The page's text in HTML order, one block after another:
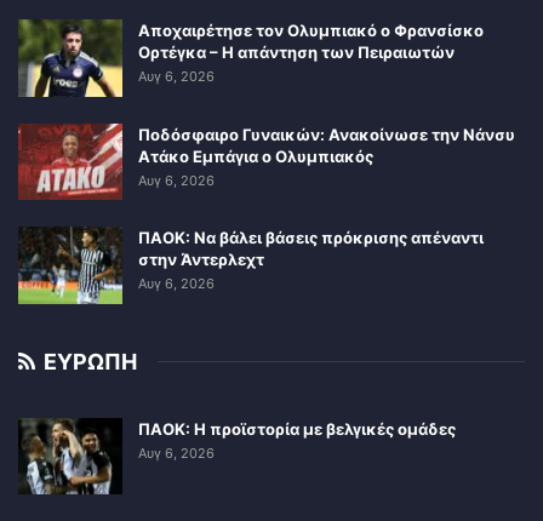
Αποχαιρέτησε τον Ολυμπιακό ο Φρανσίσκο
Ορτέγκα – Η απάντηση των Πειραιωτών
Αυγ 6, 2026
Ποδόσφαιρο Γυναικών: Ανακοίνωσε την Νάνσυ
Ατάκο Εμπάγια ο Ολυμπιακός
Αυγ 6, 2026
ΠΑΟΚ: Να βάλει βάσεις πρόκρισης απέναντι
στην Άντερλεχτ
Αυγ 6, 2026
ΕΥΡΩΠΗ
ΠΑΟΚ: Η προϊστορία με βελγικές ομάδες
Αυγ 6, 2026